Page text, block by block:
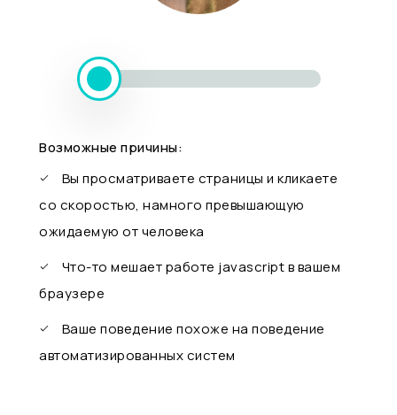
Возможные причины:
Вы просматриваете страницы и кликаете
со скоростью, намного превышающую
ожидаемую от человека
Что-то мешает работе javascript в вашем
браузере
Ваше поведение похоже на поведение
автоматизированных систем